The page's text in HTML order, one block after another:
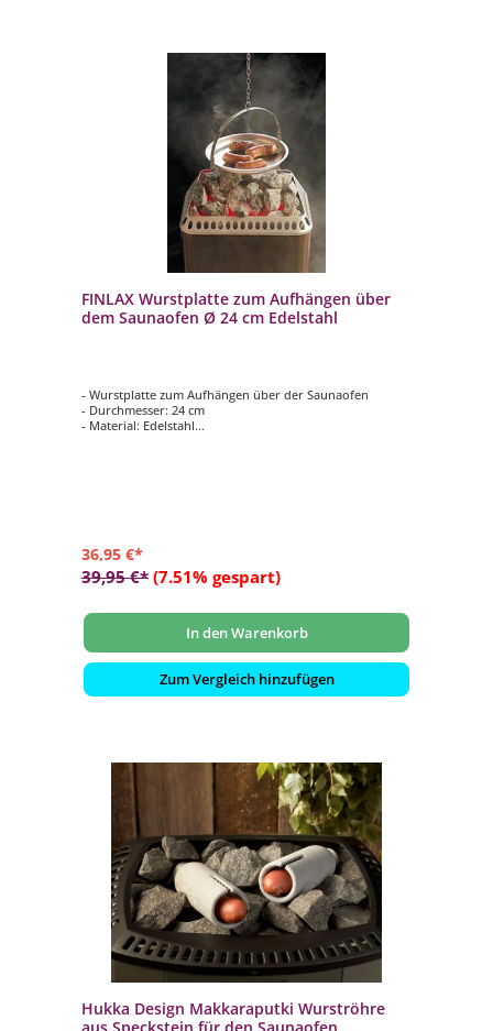
FINLAX Wurstplatte zum Aufhängen über
dem Saunaofen Ø 24 cm Edelstahl
- Wurstplatte zum Aufhängen über der Saunaofen
- Durchmesser: 24 cm
- Material: Edelstahl
36,95 €*
39,95 €* (7.51% gespart)
In den Warenkorb
Zum Vergleich hinzufügen
Hukka Design Makkaraputki Wurströhre